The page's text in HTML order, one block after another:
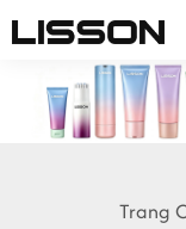
Trang